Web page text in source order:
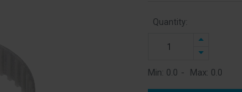
Quantity:
Min: 0.0 - Max: 0.0